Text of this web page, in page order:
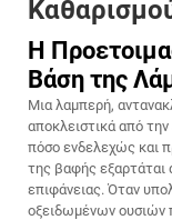
Η
Βάση της
Μια λαμπερή,
αποκλειστικά από
πόσο ενδελεχώς και
της βαφής εξαρτάται
επιφάνειας. Όταν
οξειδωμένων ουσιών